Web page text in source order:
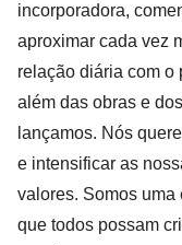
incorporadora,
aproximar cada vez
relação diária com o
além das obras e
lançamos. Nós
e intensificar as
valores. Somos uma
que todos possam